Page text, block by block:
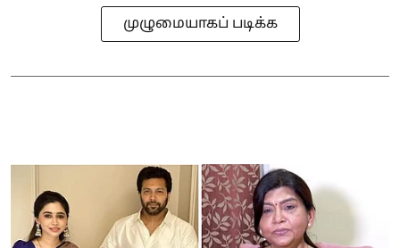
முழுமையாகப் படிக்க